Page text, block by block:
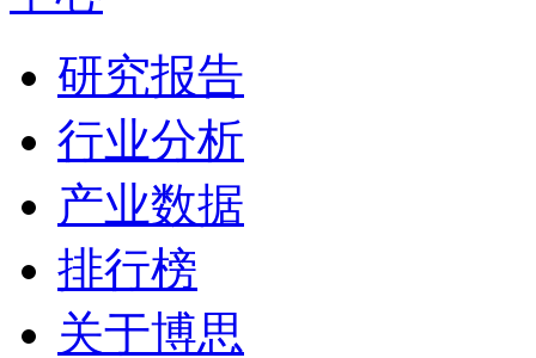
研究报告
行业分析
产业数据
排行榜
关于博思